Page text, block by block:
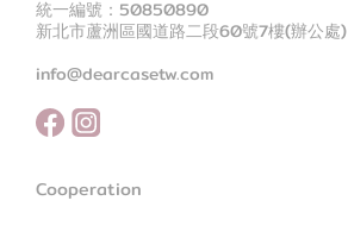
統一編號：50850890
新北市蘆洲區國道路二段60號7樓(辦公處)
info@dearcasetw.com
Cooperation